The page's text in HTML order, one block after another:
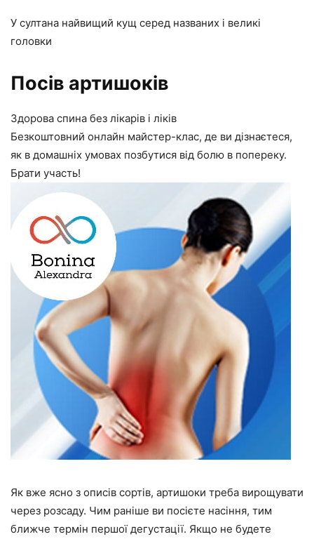
У султана найвищий кущ серед названих і великі
головки
Посів артишоків
Здорова спина без лікарів і ліків
Безкоштовний онлайн майстер-клас, де ви дізнаєтеся,
як в домашніх умовах позбутися від болю в попереку.
Брати участь!
Як вже ясно з описів сортів, артишоки треба вирощувати
через розсаду. Чим раніше ви посієте насіння, тим
ближче термін першої дегустації. Якщо не будете